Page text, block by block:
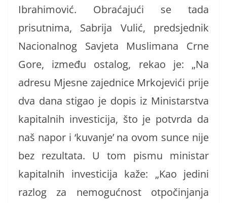
Ibrahimović. Obraćajući se tada
prisutnima, Sabrija Vulić, predsjednik
Nacionalnog Savjeta Muslimana Crne
Gore, između ostalog, rekao je: „Na
adresu Mjesne zajednice Mrkojevići prije
dva dana stigao je dopis iz Ministarstva
kapitalnih investicija, što je potvrda da
naš napor i ‘kuvanje’ na ovom sunce nije
bez rezultata. U tom pismu ministar
kapitalnih investicija kaže: „Kao jedini
razlog za nemogućnost otpočinjanja